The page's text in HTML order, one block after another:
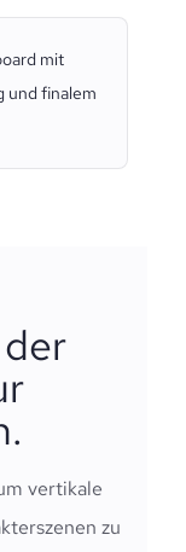
mit
und finalem
vertikale
zu